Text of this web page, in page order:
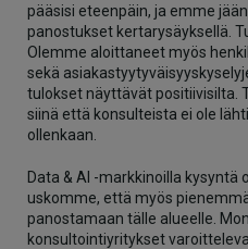
pääsisi eteenpäin, ja emme
panostukset kertarysäyksellä.
Olemme aloittaneet myös
sekä
tulokset näyttävät positiivisilta.
siinä että konsulteista ei ole
ollenkaan.
Data & AI -markkinoilla kysyntä
uskomme, että myös
panostamaan tälle alueelle.
konsultointiyritykset